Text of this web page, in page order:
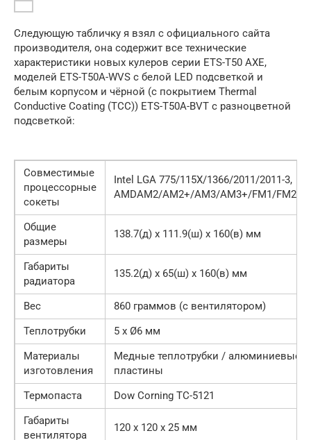
Следующую табличку я взял с официального сайта
производителя, она содержит все технические
характеристики новых кулеров серии ETS-T50 AXE,
моделей ETS-T50A-WVS с белой LED подсветкой и
белым корпусом и чёрной (с покрытием Thermal
Conductive Coating (TCC)) ETS-T50A-BVT с разноцветной
подсветкой:
Совместимые
процессорные
сокеты
Intel LGA 775/115X/1366/2011/2011-3,
AMDAM2/AM2+/AM3/AM3+/FM1/FM2/
Общие
размеры
138.7(д) x 111.9(ш) x 160(в) мм
Габариты
радиатора
135.2(д) x 65(ш) x 160(в) мм
Вес
860 граммов (с вентилятором)
Теплотрубки
5 x Ø6 мм
Материалы
изготовления
Медные теплотрубки / алюминиевые
пластины
Термопаста
Dow Corning TC-5121
Габариты
вентилятора
120 x 120 x 25 мм